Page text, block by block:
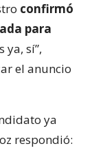
confirmó
para
ya, sí”,
el anuncio
ya
respondió: